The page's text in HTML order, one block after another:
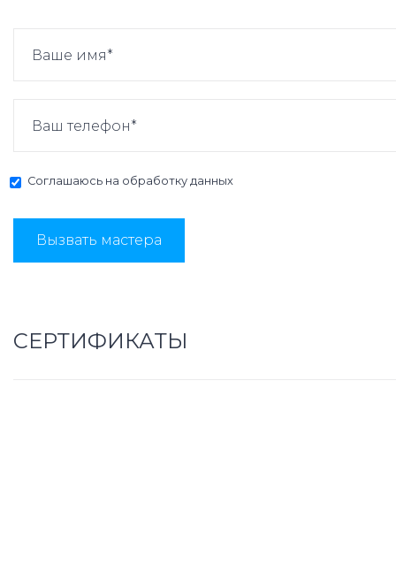
Соглашаюсь на обработку данных
Вызвать мастера
СЕРТИФИКАТЫ